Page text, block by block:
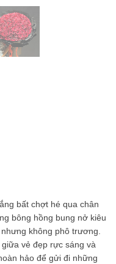
bất chợt hé qua chân
bông hồng bung nở kiêu
không phô trương.
vẻ đẹp rực sáng và
hảo để gửi đi những